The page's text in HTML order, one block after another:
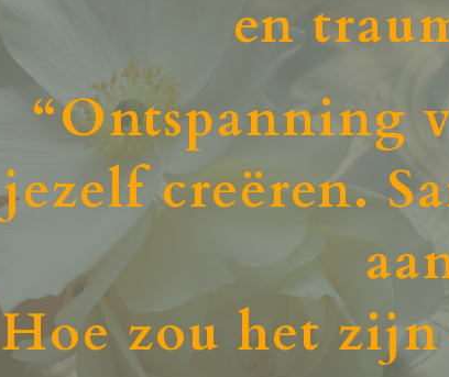
en
“Ontspanning
jezelf creëren.
Hoe zou het